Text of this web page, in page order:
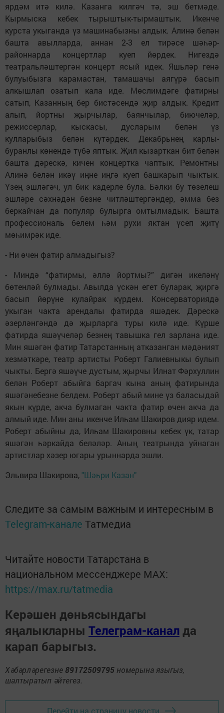
ярдәм итә килә. Казанга килгәч тә, эш бетмәде.
Кырмыска кебек тырыштык-тырмаштык. Икенче
курста укыганда үз машинабызны алдык. Алинә белән
башта авылларда, аннан 2-3 ел тирәсе шәһәр-
районнарда концертлар куеп йөрдек. Нигездә
театральләштергән концерт ясый идек. Яшьләр генә
булуыбызга карамастан, тамашачы аягүрә басып
алкышлап озатып кала иде. Мөслимдәге фатирны
сатып, Казанның бер бистәсендә җир алдык. Кредит
алып, йортны җырчылар, баянчылар, биючеләр,
режиссерлар, кыскасы, дусларым белән үз
кулларыбыз белән күтәрдек. Декабрьнең карлы-
буранлы көнендә түбә яптык. Җил кызарткан бит белән
башта дәрескә, кичен концертка чаптык. Ремонтны
Алинә белән икәү иңне иңгә куеп башкарып чыктык.
Үзең эшләгәч, ул бик кадерле була. Бәлки бу төзелеш
эшләре сәхнәдән безне читләштергәндер, әмма без
беркайчан да популяр булырга омтылмадык. Башта
профессиональ белем һәм рухи яктан үсеп җитү
мөһимрәк иде.
- Ни өчен фатир алмадыгыз?
- Миндә “фатирмы, әллә йортмы?” дигән икеләнү
бөтенләй булмады. Авылда үскән егет буларак, җиргә
басып йөрүне кулайрак күрдем. Консерваториядә
укыган чакта арендалы фатирда яшәдек. Дәрескә
әзерләнгәндә дә җырларга туры килә иде. Күрше
фатирда яшәүчеләр безнең тавышка гел зарлана иде.
Мин яшәгән фатир Татарстанның атказанган мәдәният
хезмәткәре, театр артисты Роберт Галиевныкы булып
чыкты. Бергә яшәүче дустым, җырчы Илнат Фәрхуллин
белән Роберт абыйга баргач кына аның фатирында
яшәгәнебезне белдем. Роберт абый мине үз баласыдай
якын күрде, акча булмаган чакта фатир өчен акча да
алмый иде. Мин аны икенче Илһам Шакиров дияр идем.
Роберт абыйны да, Илһам Шакировны кебек үк, татар
яшәгән һәркайда беләләр. Аның театрында уйнаган
артистлар хәзер югары урыннарда эшли.
Эльвира Шакирова, "Шәһри Казан"
Следите за самым важным и интересным в
Telegram-канале Татмедиа
Читайте новости Татарстана в
национальном мессенджере MАХ:
https://max.ru/tatmedia
Керәшен дөньясындагы
яңалыкларны Телеграм-канал да
карап барыгыз.
Хәбәрләрегезне 89172509795 номерына языгыз,
шалтыратып әйтегез.